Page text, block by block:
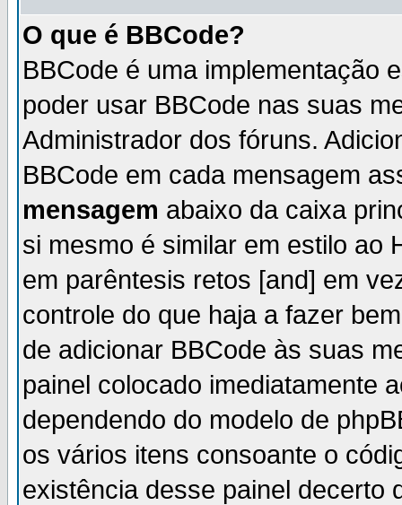
O que é BBCode?
BBCode é uma implementação
poder usar BBCode nas suas
Administrador dos fóruns.
BBCode em cada mensagem
mensagem abaixo da caixa
si mesmo é similar em estilo ao
em parêntesis retos [and] em
controle do que haja a fazer
de adicionar BBCode às suas
painel colocado imediatamente
dependendo do modelo de
os vários itens consoante o
existência desse painel decerto